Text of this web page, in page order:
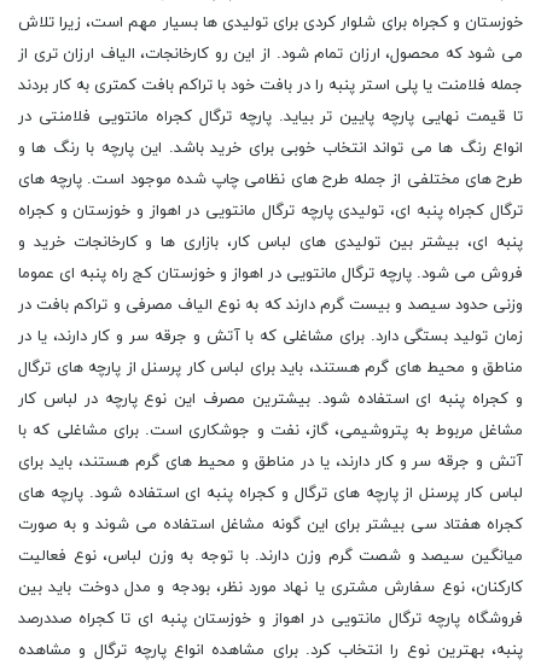
خوزستان و کجراه برای شلوار کردی برای تولیدی ها بسیار مهم است، زیرا تلاش
می شود که محصول، ارزان تمام شود. از این رو کارخانجات، الیاف ارزان تری از
جمله فلامنت یا پلی استر پنبه را در بافت خود با تراکم بافت کمتری به کار بردند
تا قیمت نهایی پارچه پایین تر بیاید. پارچه ترگال کجراه مانتویی فلامنتی در
انواع رنگ ها می تواند انتخاب خوبی برای خرید باشد. این پارچه با رنگ ها و
طرح های مختلفی از جمله طرح های نظامی چاپ شده موجود است. پارچه های
ترگال کجراه پنبه ای، تولیدی پارچه ترگال مانتویی در اهواز و خوزستان و کجراه
پنبه ای، بیشتر بین تولیدی های لباس کار، بازاری ها و کارخانجات خرید و
فروش می شود. پارچه ترگال مانتویی در اهواز و خوزستان کج راه پنبه ای عموما
وزنی حدود سیصد و بیست گرم دارند که به نوع الیاف مصرفی و تراکم بافت در
زمان تولید بستگی دارد. برای مشاغلی که با آتش و جرقه سر و کار دارند، یا در
مناطق و محیط های گرم هستند، باید برای لباس کار پرسنل از پارچه های ترگال
و کجراه پنبه ای استفاده شود. بیشترین مصرف این نوع پارچه در لباس کار
مشاغل مربوط به پتروشیمی، گاز، نفت و جوشکاری است. برای مشاغلی که با
آتش و جرقه سر و کار دارند، یا در مناطق و محیط های گرم هستند، باید برای
لباس کار پرسنل از پارچه های ترگال و کجراه پنبه ای استفاده شود. پارچه های
کجراه هفتاد سی بیشتر برای این گونه مشاغل استفاده می شوند و به صورت
میانگین سیصد و شصت گرم وزن دارند. با توجه به وزن لباس، نوع فعالیت
کارکنان، نوع سفارش مشتری یا نهاد مورد نظر، بودجه و مدل دوخت باید بین
فروشگاه پارچه ترگال مانتویی در اهواز و خوزستان پنبه ای تا کجراه صددرصد
پنبه، بهترین نوع را انتخاب کرد. برای مشاهده انواع پارچه ترگال و مشاهده